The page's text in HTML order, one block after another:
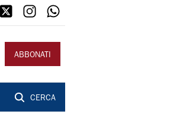
ABBONATI
CERCA